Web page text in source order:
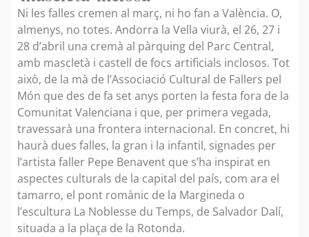
Ni les falles cremen al març, ni ho fan a València. O,
almenys, no totes. Andorra la Vella viurà, el 26, 27 i
28 d’abril una cremà al pàrquing del Parc Central,
amb mascletà i castell de focs artificials inclosos. Tot
això, de la mà de l’Associació Cultural de Fallers pel
Món que des de fa set anys porten la festa fora de la
Comunitat Valenciana i que, per primera vegada,
travessarà una frontera internacional. En concret, hi
haurà dues falles, la gran i la infantil, signades per
l’artista faller Pepe Benavent que s’ha inspirat en
aspectes culturals de la capital del país, com ara el
tamarro, el pont romànic de la Margineda o
l’escultura La Noblesse du Temps, de Salvador Dalí,
situada a la plaça de la Rotonda.